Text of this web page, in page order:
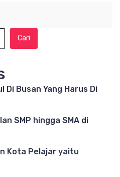
Cari
Di Busan Yang Harus Di
SMP hingga SMA di
Kota Pelajar yaitu